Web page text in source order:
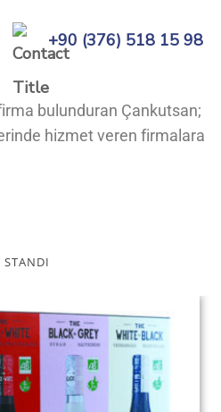
+90 (376) 518 15 98
bulunduran Çankutsan;
hizmet veren firmalara